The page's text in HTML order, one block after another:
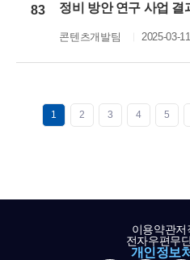
83
정비 방안 연구 사업 결
콘텐츠개발팀 2025-03-11
1 2 3 4 5
이용약관저
전자우편무
개인정보